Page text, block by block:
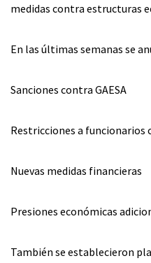
medidas contra estructuras
En las últimas semanas se
Sanciones contra GAESA
Restricciones a funcionarios
Nuevas medidas financieras
Presiones económicas
También se establecieron